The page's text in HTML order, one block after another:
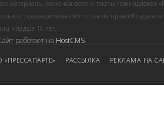
материалы, включая фото и тексты принадлежат
с предварительного согласия
младше 16 лет.
работает на HostCMS
«ПРЕССАПАРТЕ» РАССЫЛКА РЕКЛАМА НА